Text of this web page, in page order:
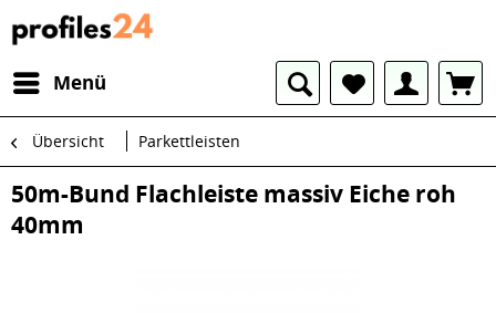
Menü
Übersicht Parkettleisten
50m-Bund Flachleiste massiv Eiche roh
40mm